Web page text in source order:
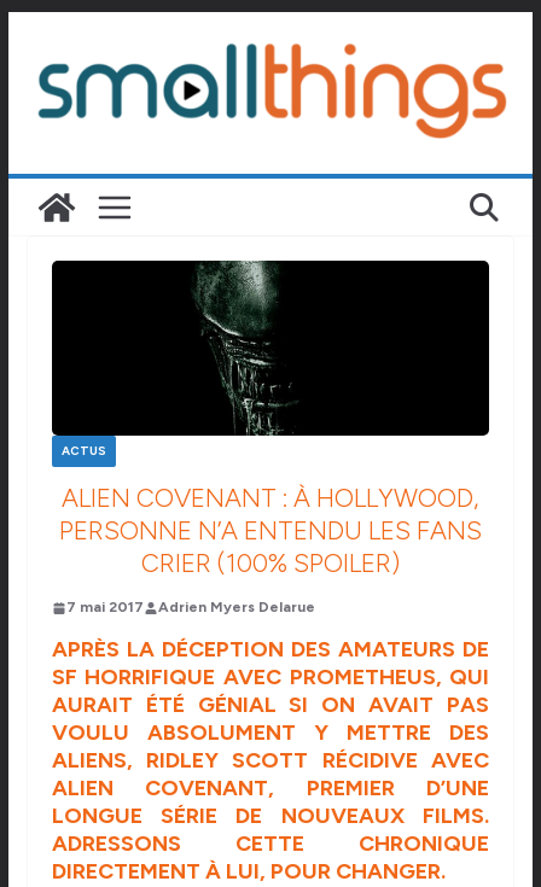
contenu
ACTUS
ALIEN COVENANT : À HOLLYWOOD,
PERSONNE N’A ENTENDU LES FANS
CRIER (100% SPOILER)
7 mai 2017 Adrien Myers Delarue
APRÈS LA DÉCEPTION DES AMATEURS DE
SF HORRIFIQUE AVEC PROMETHEUS, QUI
AURAIT ÉTÉ GÉNIAL SI ON AVAIT PAS
VOULU ABSOLUMENT Y METTRE DES
ALIENS, RIDLEY SCOTT RÉCIDIVE AVEC
ALIEN COVENANT, PREMIER D’UNE
LONGUE SÉRIE DE NOUVEAUX FILMS.
ADRESSONS CETTE CHRONIQUE
DIRECTEMENT À LUI, POUR CHANGER.